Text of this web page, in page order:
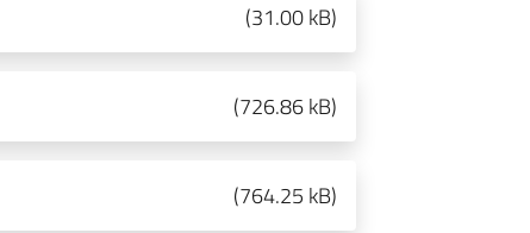
(31.00 kB)
(726.86 kB)
(764.25 kB)